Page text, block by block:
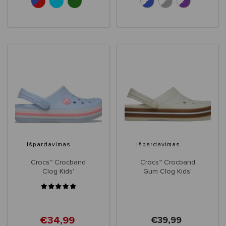
Išpardavimas
Crocs™ Crocband
Clog Kids'
€34,99
Išpardavimas
Crocs™ Crocband
Gum Clog Kids'
€39,99